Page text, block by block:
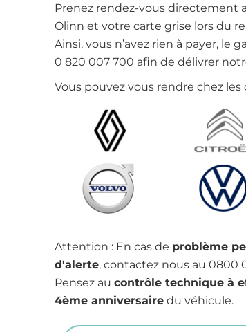
Prenez rendez-vous directement
Olinn et votre carte grise lors du
Ainsi, vous n’avez rien à payer, le
0 820 007 700 afin de délivrer
Vous pouvez vous rendre chez
Image Image
Image Image
Attention : En cas de problème
d'alerte, contactez nous au 0800
Pensez au contrôle technique à
4ème anniversaire du véhicule.